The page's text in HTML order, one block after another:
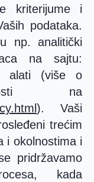
kriterijume i
podataka.
np. analitički
na sajtu:
alati (više o
na
). Vaši
trećim
i okolnostima i
pridržavamo
kada